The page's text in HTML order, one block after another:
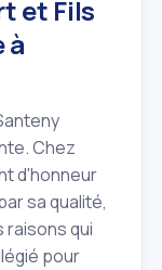
et Fils
à
Chez
d'honneur
sa qualité,
raisons qui
pour